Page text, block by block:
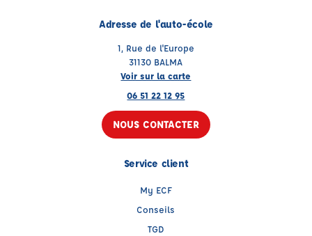
Adresse de l'auto-école
1, Rue de l'Europe
31130 BALMA
Voir sur la carte
06 51 22 12 95
NOUS CONTACTER
Service client
My ECF
Conseils
TGD